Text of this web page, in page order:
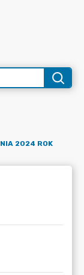
2024 ROK